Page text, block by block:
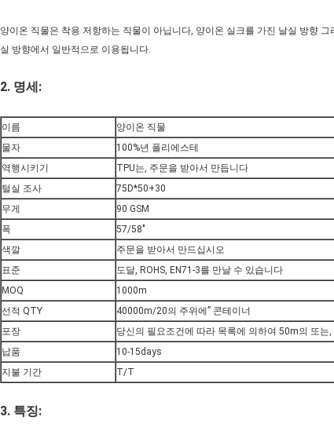
양이온 직물은 착용 저항하는 직물이 아닙니다, 양이온 실크를 가진 날실 방향
실 방향에서 일반적으로 이용됩니다.
2. 명세:
이름
양이온 직물
물자
100%년 폴리에스테
역행시키기
TPU는, 주문을 받아서 만듭니다
털실 조사
75D*50+30
무게
90 GSM
폭
57/58"
색깔
주문을 받아서 만드십시오
표준
도달, ROHS, EN71-3를 만날 수 있습니다
MOQ
1000m
선적 QTY
40000m/20의 주위에” 콘테이너
포장
당신의 필요조건에 따라 목록에 의하여 50m의 또는
납품
10-15days
지불 기간
T/T
3. 특징: